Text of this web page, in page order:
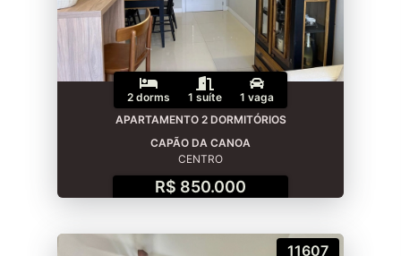
2 dorms 1 suíte
1 vaga
APARTAMENTO 2 DORMITÓRIOS
CAPÃO DA CANOA
CENTRO
R$ 850.000
11607